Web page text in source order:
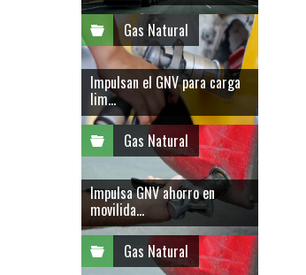
Gas Natural
Impulsan el GNV para carga
lim...
Gas Natural
Impulsa GNV ahorro en
movilida...
Gas Natural